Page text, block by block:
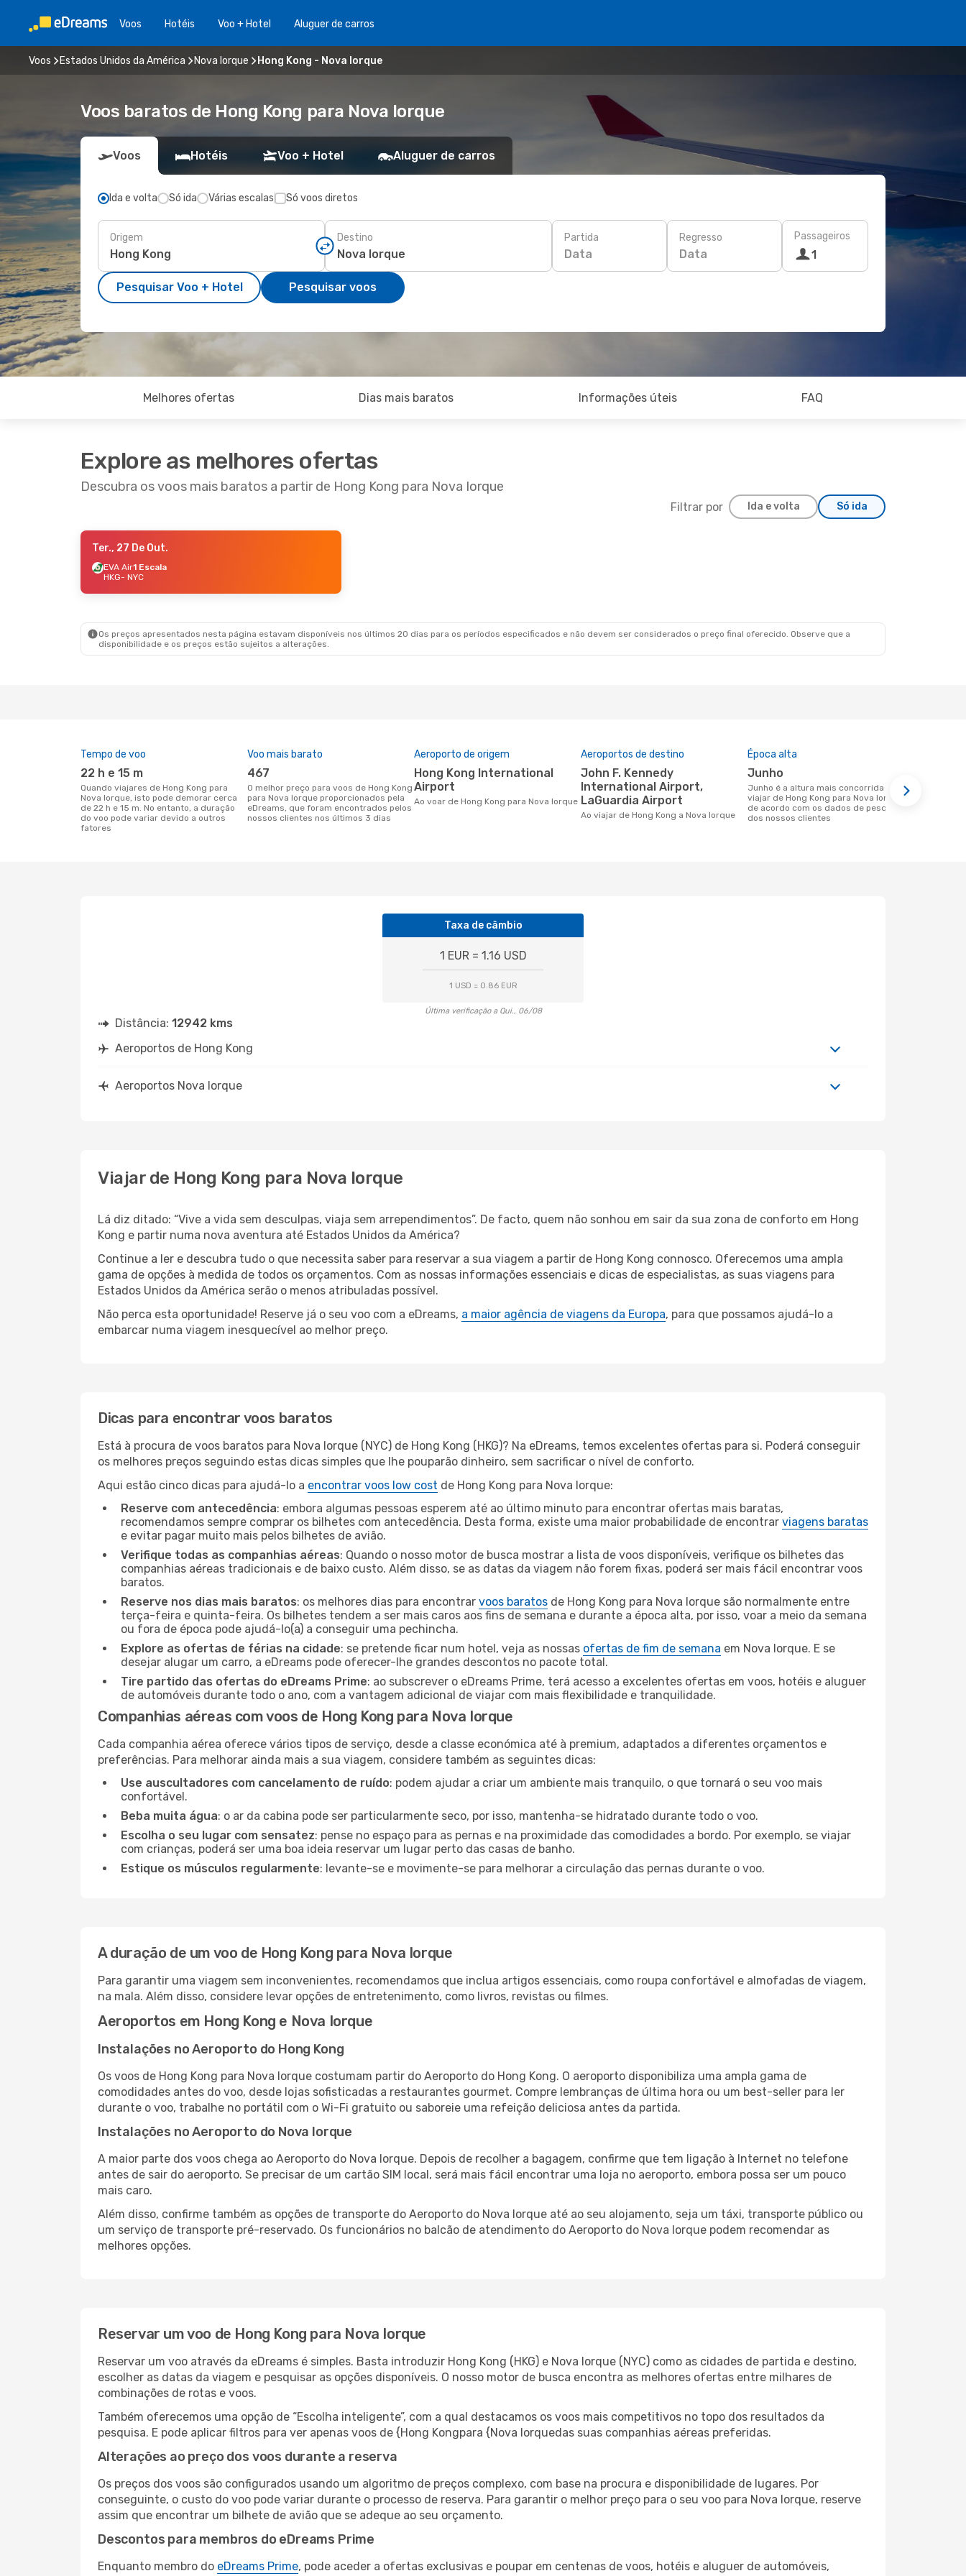
Voos Hotéis Voo + Hotel Aluguer de carros
Voos Estados Unidos da América Nova Iorque Hong Kong - Nova Iorque
Voos baratos de Hong Kong para Nova Iorque
Voos Hotéis Voo + Hotel Aluguer de carros
Ida e volta Só ida Várias escalas Só voos diretos
Origem Destino Partida
Data
Regresso
Data
Passageiros
1
Pesquisar Voo + Hotel Pesquisar voos
Melhores ofertas Dias mais baratos Informações úteis FAQ
Explore as melhores ofertas
Descubra os voos mais baratos a partir de Hong Kong para Nova Iorque
Filtrar por Ida e volta Só ida
- Sex., 11 De Set.
1 Escala
Ter., 27 De Out.
EVA Air1 Escala
HKG- NYC
Os preços apresentados nesta página estavam disponíveis nos últimos 20 dias para os períodos especificados e não devem ser considerados o preço final oferecido. Observe que a
disponibilidade e os preços estão sujeitos a alterações.
Tempo de voo
22 h e 15 m
Quando viajares de Hong Kong para
Nova Iorque, isto pode demorar cerca
de 22 h e 15 m. No entanto, a duração
do voo pode variar devido a outros
fatores
Voo mais barato
467
O melhor preço para voos de Hong Kong
para Nova Iorque proporcionados pela
eDreams, que foram encontrados pelos
nossos clientes nos últimos 3 dias
Aeroporto de origem
Hong Kong International
Airport
Ao voar de Hong Kong para Nova Iorque
Aeroportos de destino
John F. Kennedy
International Airport,
LaGuardia Airport
Ao viajar de Hong Kong a Nova Iorque
Época alta
junho
junho é a altura mais concorrida para
viajar de Hong Kong para Nova Iorque
de acordo com os dados de pesquisa
dos nossos clientes
Taxa de câmbio
1 EUR = 1.16 USD
1 USD = 0.86 EUR
Última verificação a Qui., 06/08
Distância: 12942 kms
Aeroportos de Hong Kong
Aeroportos Nova Iorque
Viajar de Hong Kong para Nova Iorque
Lá diz ditado: “Vive a vida sem desculpas, viaja sem arrependimentos”. De facto, quem não sonhou em sair da sua zona de conforto em Hong
Kong e partir numa nova aventura até Estados Unidos da América?
Continue a ler e descubra tudo o que necessita saber para reservar a sua viagem a partir de Hong Kong connosco. Oferecemos uma ampla
gama de opções à medida de todos os orçamentos. Com as nossas informações essenciais e dicas de especialistas, as suas viagens para
Estados Unidos da América serão o menos atribuladas possível.
Não perca esta oportunidade! Reserve já o seu voo com a eDreams, a maior agência de viagens da Europa, para que possamos ajudá-lo a
embarcar numa viagem inesquecível ao melhor preço.
Dicas para encontrar voos baratos
Está à procura de voos baratos para Nova Iorque (NYC) de Hong Kong (HKG)? Na eDreams, temos excelentes ofertas para si. Poderá conseguir
os melhores preços seguindo estas dicas simples que lhe pouparão dinheiro, sem sacrificar o nível de conforto.
Aqui estão cinco dicas para ajudá-lo a encontrar voos low cost de Hong Kong para Nova Iorque:
Reserve com antecedência: embora algumas pessoas esperem até ao último minuto para encontrar ofertas mais baratas,
recomendamos sempre comprar os bilhetes com antecedência. Desta forma, existe uma maior probabilidade de encontrar viagens baratas
e evitar pagar muito mais pelos bilhetes de avião.
Verifique todas as companhias aéreas: Quando o nosso motor de busca mostrar a lista de voos disponíveis, verifique os bilhetes das
companhias aéreas tradicionais e de baixo custo. Além disso, se as datas da viagem não forem fixas, poderá ser mais fácil encontrar voos
baratos.
Reserve nos dias mais baratos: os melhores dias para encontrar voos baratos de Hong Kong para Nova Iorque são normalmente entre
terça-feira e quinta-feira. Os bilhetes tendem a ser mais caros aos fins de semana e durante a época alta, por isso, voar a meio da semana
ou fora de época pode ajudá-lo(a) a conseguir uma pechincha.
Explore as ofertas de férias na cidade: se pretende ficar num hotel, veja as nossas ofertas de fim de semana em Nova Iorque. E se
desejar alugar um carro, a eDreams pode oferecer-lhe grandes descontos no pacote total.
Tire partido das ofertas do eDreams Prime: ao subscrever o eDreams Prime, terá acesso a excelentes ofertas em voos, hotéis e aluguer
de automóveis durante todo o ano, com a vantagem adicional de viajar com mais flexibilidade e tranquilidade.
Companhias aéreas com voos de Hong Kong para Nova Iorque
Cada companhia aérea oferece vários tipos de serviço, desde a classe económica até à premium, adaptados a diferentes orçamentos e
preferências. Para melhorar ainda mais a sua viagem, considere também as seguintes dicas:
Use auscultadores com cancelamento de ruído: podem ajudar a criar um ambiente mais tranquilo, o que tornará o seu voo mais
confortável.
Beba muita água: o ar da cabina pode ser particularmente seco, por isso, mantenha-se hidratado durante todo o voo.
Escolha o seu lugar com sensatez: pense no espaço para as pernas e na proximidade das comodidades a bordo. Por exemplo, se viajar
com crianças, poderá ser uma boa ideia reservar um lugar perto das casas de banho.
Estique os músculos regularmente: levante-se e movimente-se para melhorar a circulação das pernas durante o voo.
A duração de um voo de Hong Kong para Nova Iorque
Para garantir uma viagem sem inconvenientes, recomendamos que inclua artigos essenciais, como roupa confortável e almofadas de viagem,
na mala. Além disso, considere levar opções de entretenimento, como livros, revistas ou filmes.
Aeroportos em Hong Kong e Nova Iorque
Instalações no Aeroporto do Hong Kong
Os voos de Hong Kong para Nova Iorque costumam partir do Aeroporto do Hong Kong. O aeroporto disponibiliza uma ampla gama de
comodidades antes do voo, desde lojas sofisticadas a restaurantes gourmet. Compre lembranças de última hora ou um best-seller para ler
durante o voo, trabalhe no portátil com o Wi-Fi gratuito ou saboreie uma refeição deliciosa antes da partida.
Instalações no Aeroporto do Nova Iorque
A maior parte dos voos chega ao Aeroporto do Nova Iorque. Depois de recolher a bagagem, confirme que tem ligação à Internet no telefone
antes de sair do aeroporto. Se precisar de um cartão SIM local, será mais fácil encontrar uma loja no aeroporto, embora possa ser um pouco
mais caro.
Além disso, confirme também as opções de transporte do Aeroporto do Nova Iorque até ao seu alojamento, seja um táxi, transporte público ou
um serviço de transporte pré-reservado. Os funcionários no balcão de atendimento do Aeroporto do Nova Iorque podem recomendar as
melhores opções.
Reservar um voo de Hong Kong para Nova Iorque
Reservar um voo através da eDreams é simples. Basta introduzir Hong Kong (HKG) e Nova Iorque (NYC) como as cidades de partida e destino,
escolher as datas da viagem e pesquisar as opções disponíveis. O nosso motor de busca encontra as melhores ofertas entre milhares de
combinações de rotas e voos.
Também oferecemos uma opção de “Escolha inteligente”, com a qual destacamos os voos mais competitivos no topo dos resultados da
pesquisa. E pode aplicar filtros para ver apenas voos de {Hong Kongpara {Nova Iorquedas suas companhias aéreas preferidas.
Alterações ao preço dos voos durante a reserva
Os preços dos voos são configurados usando um algoritmo de preços complexo, com base na procura e disponibilidade de lugares. Por
conseguinte, o custo do voo pode variar durante o processo de reserva. Para garantir o melhor preço para o seu voo para Nova Iorque, reserve
assim que encontrar um bilhete de avião que se adeque ao seu orçamento.
Descontos para membros do eDreams Prime
Enquanto membro do eDreams Prime, pode aceder a ofertas exclusivas e poupar em centenas de voos, hotéis e aluguer de automóveis,